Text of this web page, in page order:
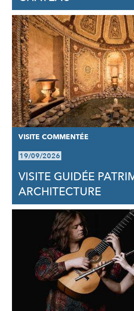
VISITE COMMENTÉE
19/09/2026
VISITE GUIDÉE
ARCHITECTURE